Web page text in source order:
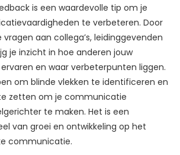
is een waardevolle tip om je
te verbeteren. Door
aan collega’s, leidinggevenden
je inzicht in hoe anderen jouw
en waar verbeterpunten liggen.
om blinde vlekken te identificeren en
zetten om je communicatie
te maken. Het is een
van groei en ontwikkeling op het
communicatie.